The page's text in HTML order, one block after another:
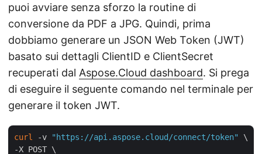
puoi avviare senza sforzo la routine di
conversione da PDF a JPG. Quindi, prima
dobbiamo generare un JSON Web Token (JWT)
basato sui dettagli ClientID e ClientSecret
recuperati dal Aspose.Cloud dashboard. Si prega
di eseguire il seguente comando nel terminale per
generare il token JWT.
curl -v "https://api.aspose.cloud/connect/token"
\
-X POST \